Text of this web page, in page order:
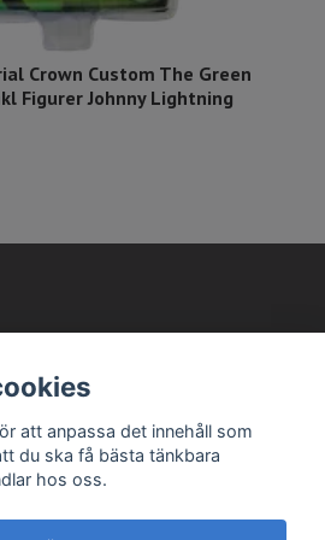
Crown Custom The Green
Figurer Johnny Lightning
att anpassa det innehåll som
du ska få bästa tänkbara
hos oss.